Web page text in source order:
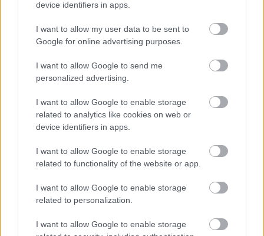
device identifiers in apps.
I want to allow my user data to be sent to
Google for online advertising purposes.
I want to allow Google to send me
personalized advertising.
I want to allow Google to enable storage
related to analytics like cookies on web or
device identifiers in apps.
I want to allow Google to enable storage
related to functionality of the website or app.
I want to allow Google to enable storage
related to personalization.
I want to allow Google to enable storage
educativo e informativo. El editor y los redactores del sitio no son
responsables de los efectos de su aplicación. Antes de aplicar
con un médico.